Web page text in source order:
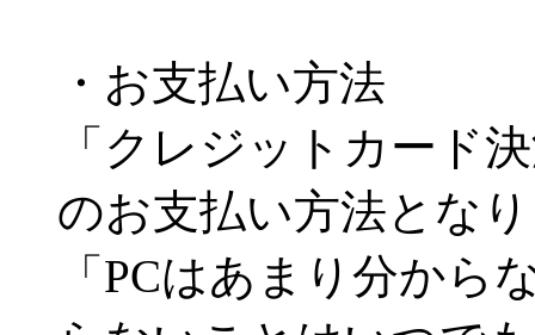
・お支払い方法
「クレジットカード
のお支払い方法とな
「PCはあまり分か